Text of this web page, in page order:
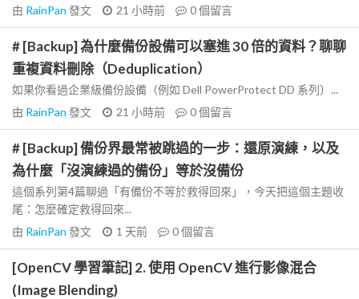
由 RainPan 發文 21 小時前 0個留言
# [Backup] 為什麼備份設備可以塞進 30 倍的資料？聊聊
重複資料刪除（Deduplication）
如果你看過企業級備份設備（例如 Dell PowerProtect DD 系列）...
由 RainPan 發文 21 小時前 0個留言
# [Backup] 備份界最常被跳過的一步：還原演練，以及
為什麼「沒演練過的備份」等於沒備份
這個系列第4篇聊過「有備份不等於救得回來」，今天把這個主題收
尾：怎麼確定救得回來...
由 RainPan 發文 1 天前 0個留言
[OpenCV 學習筆記] 2. 使用 OpenCV 進行影像混合
(Image Blending)